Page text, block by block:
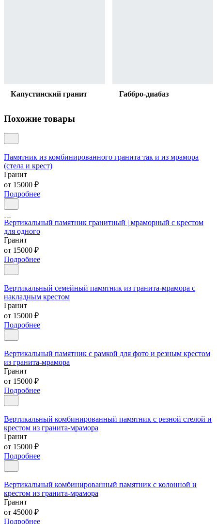
Капустинский гранит Габбро-диабаз
Похожие товары
Памятник из комбинированного гранита так и из мрамора
(стела и крест)
Гранит
от 15000 ₽
Подробнее
Вертикальный памятник гранитный | мраморный с крестом
для одного
Гранит
от 15000 ₽
Подробнее
Вертикальный семейный памятник из гранита-мрамора с
накладным крестом
Гранит
от 15000 ₽
Подробнее
Вертикальный памятник с рамкой для фото и резным крестом
из гранита-мрамора
Гранит
от 15000 ₽
Подробнее
Вертикальный комбинированный памятник с резной стелой и
крестом из гранита-мрамора
Гранит
от 15000 ₽
Подробнее
Вертикальный комбинированный памятник с колонной и
крестом из гранита-мрамора
Гранит
от 45000 ₽
Подробнее